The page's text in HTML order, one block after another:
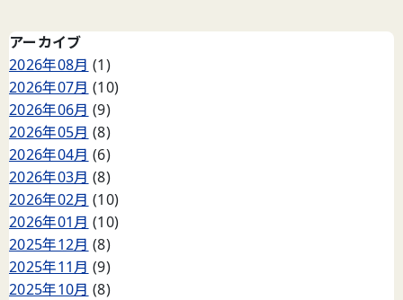
アーカイブ
2026年08月 (1)
2026年07月 (10)
2026年06月 (9)
2026年05月 (8)
2026年04月 (6)
2026年03月 (8)
2026年02月 (10)
2026年01月 (10)
2025年12月 (8)
2025年11月 (9)
2025年10月 (8)